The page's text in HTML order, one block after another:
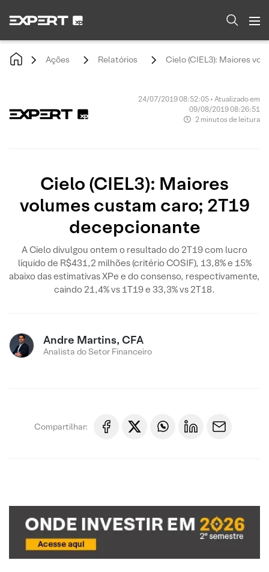
Ações Relatórios Cielo (CIEL3): Maiores
24/07/2019 08:52:05 • Atualizado em
09/08/2019 08:26:51
2 minutos de leitura
Cielo (CIEL3): Maiores
volumes custam caro; 2T19
decepcionante
A Cielo divulgou ontem o resultado do 2T19 com lucro
líquido de R$431,2 milhões (critério COSIF), 13,8% e 15%
abaixo das estimativas XPe e do consenso, respectivamente,
caindo 21,4% vs 1T19 e 33,3% vs 2T18.
Andre Martins, CFA
Analista do Setor Financeiro
Compartilhar: